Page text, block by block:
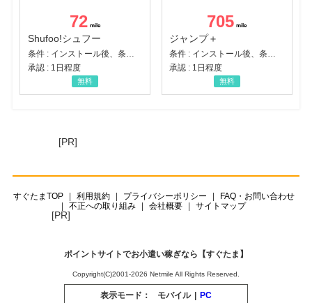
72
Shufoo!シュフー
承認 : 1日程度
無料
705
ジャンプ＋
承認 : 1日程度
無料
[PR]
すぐたまTOP 利用規約 プライバシーポリシー
FAQ・お問い合わせ
不正への取り組み
会社概要 サイトマップ
[PR]
ポイントサイトでお小遣い稼ぎなら【すぐたま】
Copyright(C)2001-2026 Netmile All Rights Reserved.
表示モード： モバイル | PC